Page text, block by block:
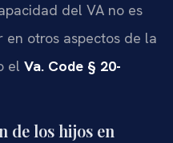
del VA no es
otros aspectos de la
el Va. Code § 20-
de los hijos en